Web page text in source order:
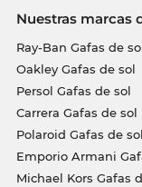
Nuestras marcas
Ray-Ban Gafas de
Oakley Gafas de sol
Persol Gafas de sol
Carrera Gafas de sol
Polaroid Gafas de sol
Emporio Armani
Michael Kors Gafas